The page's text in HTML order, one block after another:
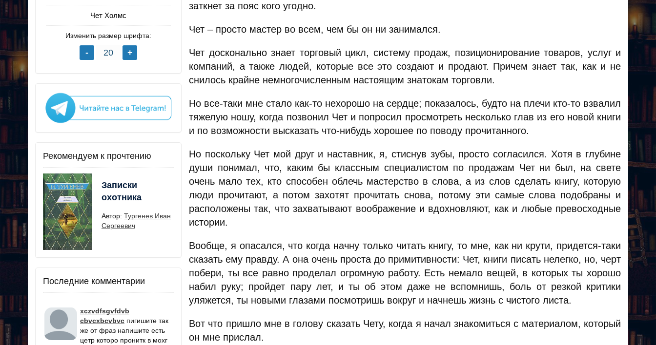
Чет Холмс
Изменить размер шрифта:
Рекомендуем к прочтению
Записки
охотника
Автор: Тургенев Иван
Сергеевич
Последние комментарии
xczvdfsgvfdvb
cbvcxbcvbvc пигишите так
же от фраз напишите есть
цетр которо пронитк в мохг
заткнет за пояс кого угодно.
Чет – просто мастер во всем, чем бы он ни занимался.
Чет досконально знает торговый цикл, систему продаж, позиционирование товаров, услуг и
компаний, а также людей, которые все это создают и продают. Причем знает так, как и не
снилось крайне немногочисленным настоящим знатокам торговли.
Но все-таки мне стало как-то нехорошо на сердце; показалось, будто на плечи кто-то взвалил
тяжелую ношу, когда позвонил Чет и попросил просмотреть несколько глав из его новой книги
и по возможности высказать что-нибудь хорошее по поводу прочитанного.
Но поскольку Чет мой друг и наставник, я, стиснув зубы, просто согласился. Хотя в глубине
души понимал, что, каким бы классным специалистом по продажам Чет ни был, на свете
очень мало тех, кто способен облечь мастерство в слова, а из слов сделать книгу, которую
люди прочитают, а потом захотят прочитать снова, потому эти самые слова подобраны и
расположены так, что захватывают воображение и вдохновляют, как и любые превосходные
истории.
Вообще, я опасался, что когда начну только читать книгу, то мне, как ни крути, придется-таки
сказать ему правду. А она очень проста до примитивности: Чет, книги писать нелегко, но, черт
побери, ты все равно проделал огромную работу. Есть немало вещей, в которых ты хорошо
набил руку; пройдет пару лет, и ты об этом даже не вспомнишь, боль от резкой критики
уляжется, ты новыми глазами посмотришь вокруг и начнешь жизнь с чистого листа.
Вот что пришло мне в голову сказать Чету, когда я начал знакомиться с материалом, который
он мне прислал.